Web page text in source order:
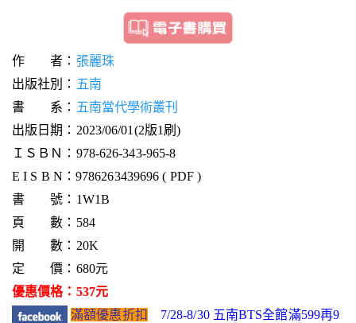
作 者： 張麗珠
出版社別： 五南
書 系： 五南當代學術叢刊
出版日期：2023/06/01(2版1刷)
ＩＳＢＮ：978-626-343-965-8
E I S B N：9786263439696 ( PDF )
書 號：1W1B
頁 數：584
開 數：20K
定 價：680元
優惠價格：537元
滿額優惠折扣
7/28-8/30 五南BTS全館滿599再9